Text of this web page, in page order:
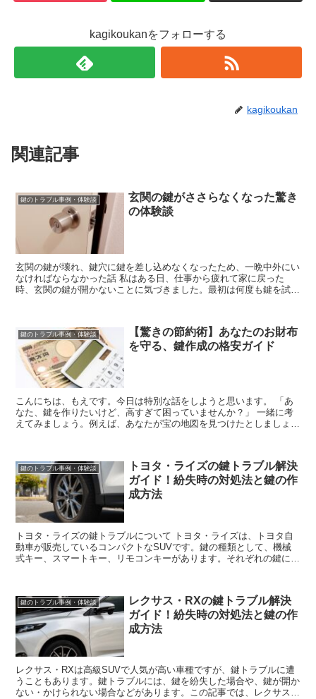
kagikoukanをフォローする
kagikoukan
関連記事
鍵のトラブル事例・体験談
玄関の鍵がささらなくなった驚き
の体験談
玄関の鍵が壊れ、鍵穴に鍵を差し込めなくなったため、一晩中外にい
なければならなかった話 私はある日、仕事から疲れて家に戻った
時、玄関の鍵が開かないことに気づきました。最初は何度も鍵を試し
鍵のトラブル事例・体験談
【驚きの節約術】あなたのお財布
を守る、鍵作成の格安ガイド
こんにちは、もえです。今日は特別な話をしようと思います。 「あ
なた、鍵を作りたいけど、高すぎて困っていませんか？」 一緒に考
えてみましょう。例えば、あなたが宝の地図を見つけたとしましょ
鍵のトラブル事例・体験談
トヨタ・ライズの鍵トラブル解決
ガイド！紛失時の対処法と鍵の作
成方法
トヨタ・ライズの鍵トラブルについて トヨタ・ライズは、トヨタ自
動車が販売しているコンパクトなSUVです。鍵の種類として、機械
式キー、スマートキー、リモコンキーがあります。それぞれの鍵に
鍵のトラブル事例・体験談
レクサス・RXの鍵トラブル解決
ガイド！紛失時の対処法と鍵の作
成方法
レクサス・RXは高級SUVで人気が高い車種ですが、鍵トラブルに遭
うこともあります。鍵トラブルには、鍵を紛失した場合や、鍵が開か
ない・かけられない場合などがあります。この記事では、レクサス・